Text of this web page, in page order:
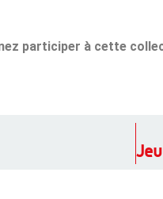
participer à cette